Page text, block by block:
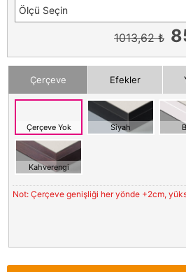
Ölçü Seçin
1013,62 ₺
Çerçeve Efekler
Çerçeve Yok Siyah
Kahverengi
Not: Çerçeve genişliği her yönde +2cm,